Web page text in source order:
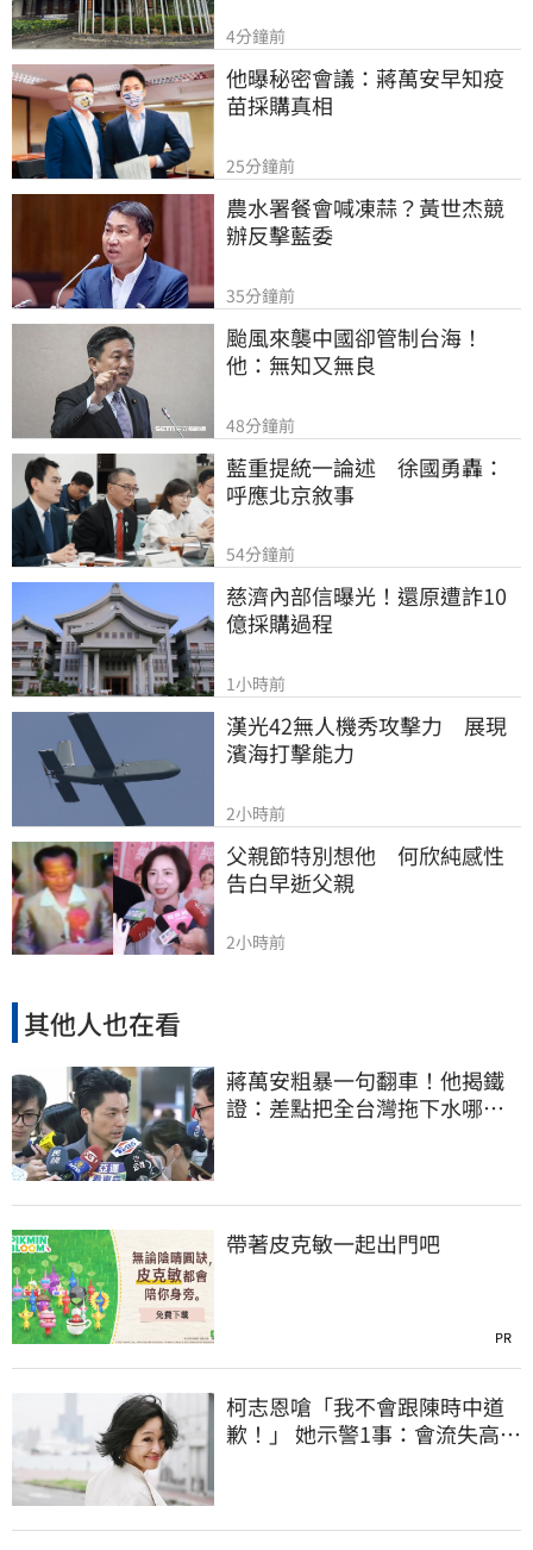
4分鐘前
他曝秘密會議：蔣萬安早知疫
苗採購真相
25分鐘前
農水署餐會喊凍蒜？黃世杰競
辦反擊藍委
35分鐘前
颱風來襲中國卻管制台海！
他：無知又無良
48分鐘前
藍重提統一論述　徐國勇轟：
呼應北京敘事
54分鐘前
慈濟內部信曝光！還原遭詐10
億採購過程
1小時前
漢光42無人機秀攻擊力　展現
濱海打擊能力
2小時前
父親節特別想他　何欣純感性
告白早逝父親
2小時前
其他人也在看
蔣萬安粗暴一句翻車！他揭鐵
證：差點把全台灣拖下水哪時
帶著皮克敏一起出門吧
PR
柯志恩嗆「我不會跟陳時中道
歉！」 她示警1事：會流失高雄